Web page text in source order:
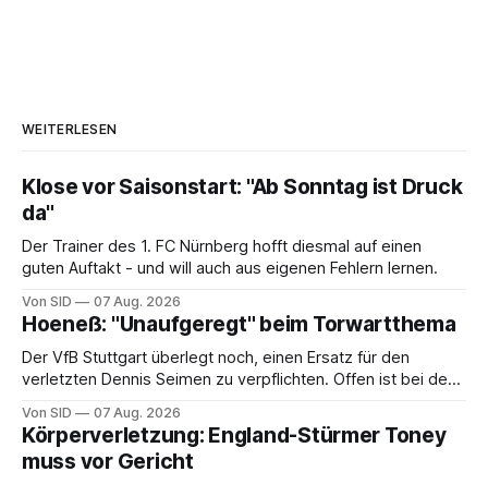
WEITERLESEN
Klose vor Saisonstart: "Ab Sonntag ist Druck
da"
Der Trainer des 1. FC Nürnberg hofft diesmal auf einen
guten Auftakt - und will auch aus eigenen Fehlern lernen.
Von SID 07 Aug. 2026
Hoeneß: "Unaufgeregt" beim Torwartthema
Der VfB Stuttgart überlegt noch, einen Ersatz für den
verletzten Dennis Seimen zu verpflichten. Offen ist bei den
Von SID 07 Aug. 2026
Körperverletzung: England-Stürmer Toney
muss vor Gericht